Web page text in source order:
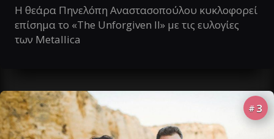
Η θεάρα Πηνελόπη Αναστασοπούλου κυκλοφορεί
επίσημα το «The Unforgiven II» με τις ευλογίες
των Metallica
# 3